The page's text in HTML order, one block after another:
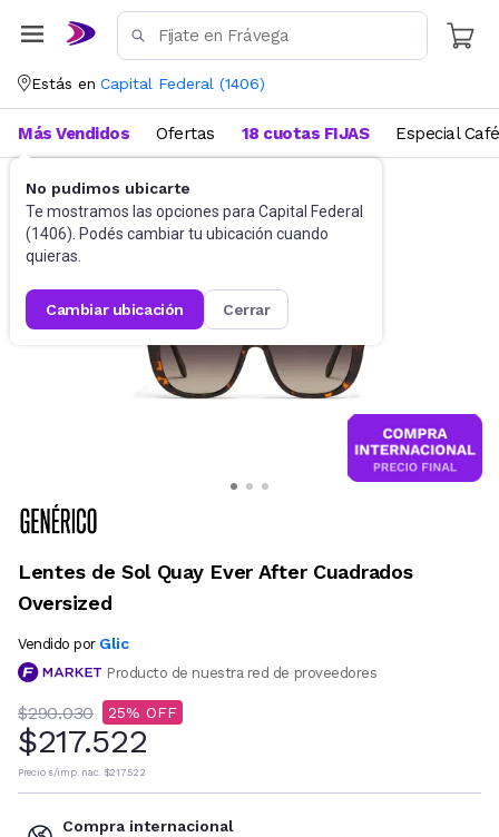
Estás en Capital Federal (1406)
No pudimos ubicarte
Te mostramos las opciones para Capital Federal
(1406). Podés cambiar tu ubicación cuando
quieras.
cambiar ubicación cerrar
Más Vendidos Ofertas 18 cuotas FIJAS Especial Café
Accesorios Anteojos de sol
Lentes de Sol Quay Ever After Cuadrados
Oversized
Vendido por Glic
Producto de nuestra red de proveedores
$290.030 25
$217.522
Precio s/imp. nac. $217.522
Compra internacional